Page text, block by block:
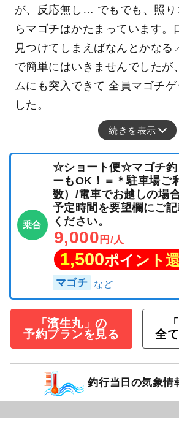
が、反応無し… でもでも、照
らマゴチはかたまっています。
見つけてしまえばなんとかな
で簡単にはいきませんでしたが
ムにも突入できて 全員マゴチ
した。
続きを表示
乗合
☆ショート便☆マゴチ釣
ーもOK！＝＊駐車場ご
数）/電車でお越しの場
予定時間を要望欄にご
ください。
9,000 円/人
1,500ポイント
マゴチ
「濱生丸」の
予約プランを見る
全
釣行当日の気象情